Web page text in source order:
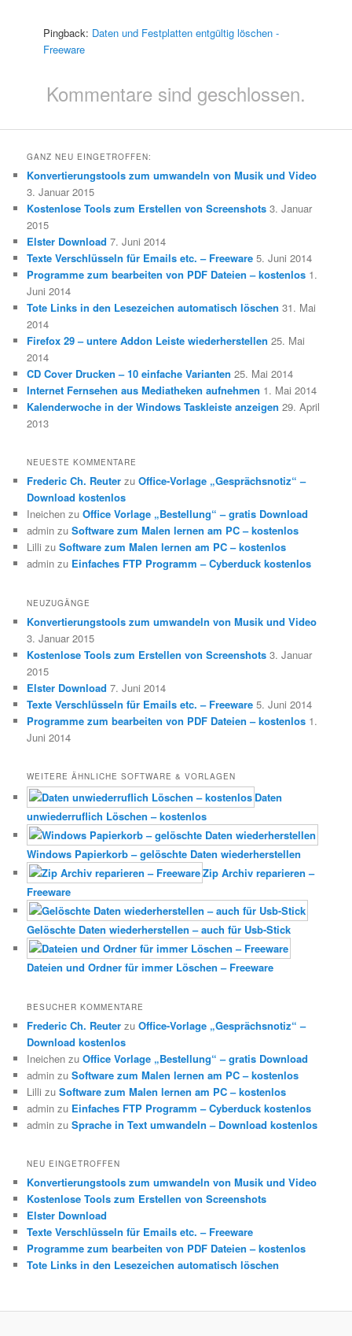
Pingback: Daten und Festplatten entgültig löschen -
Freeware
Kommentare sind geschlossen.
GANZ NEU EINGETROFFEN:
Konvertierungstools zum umwandeln von Musik und Video
3. Januar 2015
Kostenlose Tools zum Erstellen von Screenshots 3. Januar
2015
Elster Download 7. Juni 2014
Texte Verschlüsseln für Emails etc. – Freeware 5. Juni 2014
Programme zum bearbeiten von PDF Dateien – kostenlos 1.
Juni 2014
Tote Links in den Lesezeichen automatisch löschen 31. Mai
2014
Firefox 29 – untere Addon Leiste wiederherstellen 25. Mai
2014
CD Cover Drucken – 10 einfache Varianten 25. Mai 2014
Internet Fernsehen aus Mediatheken aufnehmen 1. Mai 2014
Kalenderwoche in der Windows Taskleiste anzeigen 29. April
2013
NEUESTE KOMMENTARE
Frederic Ch. Reuter zuOffice-Vorlage „Gesprächsnotiz“ –
Download kostenlos
Ineichen zuOffice Vorlage „Bestellung“ – gratis Download
admin zuSoftware zum Malen lernen am PC – kostenlos
Lilli zuSoftware zum Malen lernen am PC – kostenlos
admin zu Einfaches FTP Programm – Cyberduck kostenlos
NEUZUGÄNGE
Konvertierungstools zum umwandeln von Musik und Video
3. Januar 2015
Kostenlose Tools zum Erstellen von Screenshots 3. Januar
2015
Elster Download 7. Juni 2014
Texte Verschlüsseln für Emails etc. – Freeware 5. Juni 2014
Programme zum bearbeiten von PDF Dateien – kostenlos 1.
Juni 2014
WEITERE ÄHNLICHE SOFTWARE & VORLAGEN
Daten
unwiederruflich Löschen – kostenlos
Windows Papierkorb – gelöschte Daten wiederherstellen
Zip Archiv reparieren –
Freeware
Gelöschte Daten wiederherstellen – auch für Usb-Stick
Dateien und Ordner für immer Löschen – Freeware
BESUCHER KOMMENTARE
Frederic Ch. Reuter zuOffice-Vorlage „Gesprächsnotiz“ –
Download kostenlos
Ineichen zuOffice Vorlage „Bestellung“ – gratis Download
admin zuSoftware zum Malen lernen am PC – kostenlos
Lilli zuSoftware zum Malen lernen am PC – kostenlos
admin zu Einfaches FTP Programm – Cyberduck kostenlos
admin zuSprache in Text umwandeln – Download kostenlos
NEU EINGETROFFEN
Konvertierungstools zum umwandeln von Musik und Video
Kostenlose Tools zum Erstellen von Screenshots
Elster Download
Texte Verschlüsseln für Emails etc. – Freeware
Programme zum bearbeiten von PDF Dateien – kostenlos
Tote Links in den Lesezeichen automatisch löschen